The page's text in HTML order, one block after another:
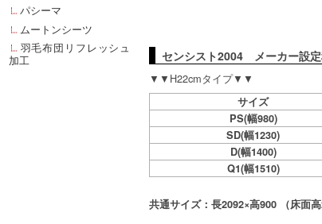
パシーマ
ムートンシーツ
羽毛布団リフレッシュ
加工
センシスト2004 メーカー設
▼▼H22cmタイプ▼▼
サイズ
PS(幅980)
SD(幅1230)
D(幅1400)
Q1(幅1510)
共通サイズ：長2092×高900 （床面高